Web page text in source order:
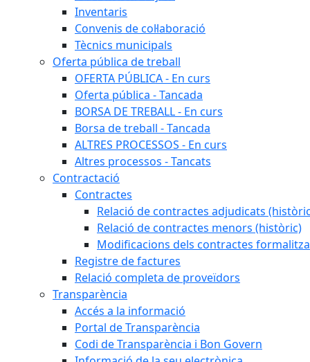
Inventaris
Convenis de col·laboració
Tècnics municipals
Oferta pública de treball
OFERTA PÚBLICA - En curs
Oferta pública - Tancada
BORSA DE TREBALL - En curs
Borsa de treball - Tancada
ALTRES PROCESSOS - En curs
Altres processos - Tancats
Contractació
Contractes
Relació de contractes adjudicats
Relació de contractes menors (històric)
Modificacions dels contractes
Registre de factures
Relació completa de proveïdors
Transparència
Accés a la informació
Portal de Transparència
Codi de Transparència i Bon Govern